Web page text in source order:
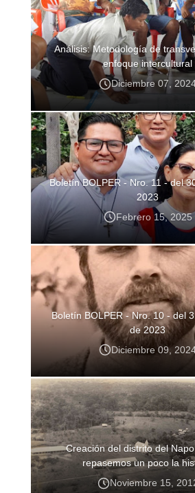
Análisis: Metodología de
enfoque intercultural
Diciembre 07,
Boletín BOLPER - Nro. 11 - del
2023
Febrero 15, 2025
Boletín BOLPER - Nro. 10 - del
de 2023
Diciembre 09,
Creación del distrito del
repasemos un poco la
Noviembre 15,